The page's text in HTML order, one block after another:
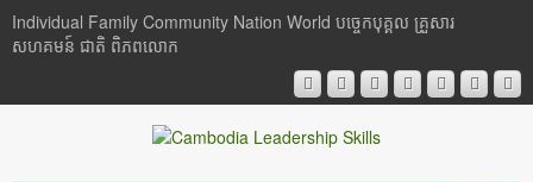
Individual Family Community Nation World បចេ្ចកបុគ្គល គ្រួសារ
សហគមន៍ ជាតិ ពិភពលោក